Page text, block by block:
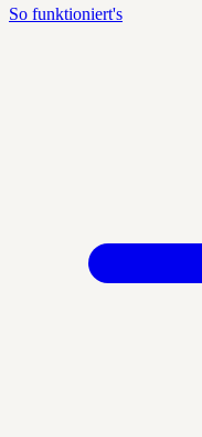
So funktioniert's